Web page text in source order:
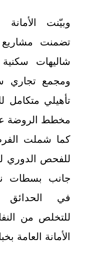
وبيّنت
تضمنت مشاريع
شاليهات
ومجمع تجاري
تأهيلي متكامل
مخطط الروضة
كما شملت
للفحص الدوري
جانب بسطات
في الحدائق
للتخلص من
الأمانة العامة